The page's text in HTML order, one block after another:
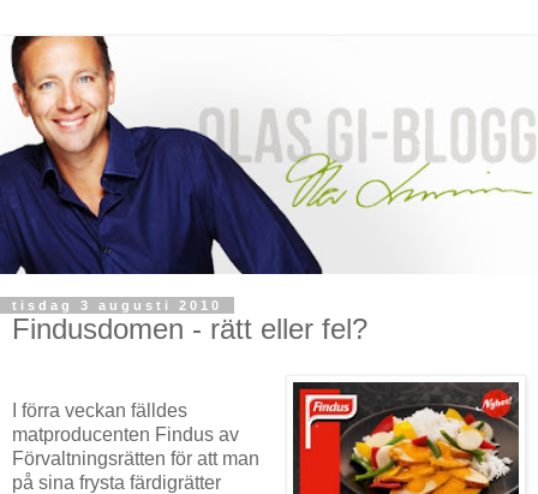
tisdag 3 augusti 2010
Findusdomen - rätt eller fel?
I förra veckan fälldes
matproducenten Findus av
Förvaltningsrätten för att man
på sina frysta färdigrätter